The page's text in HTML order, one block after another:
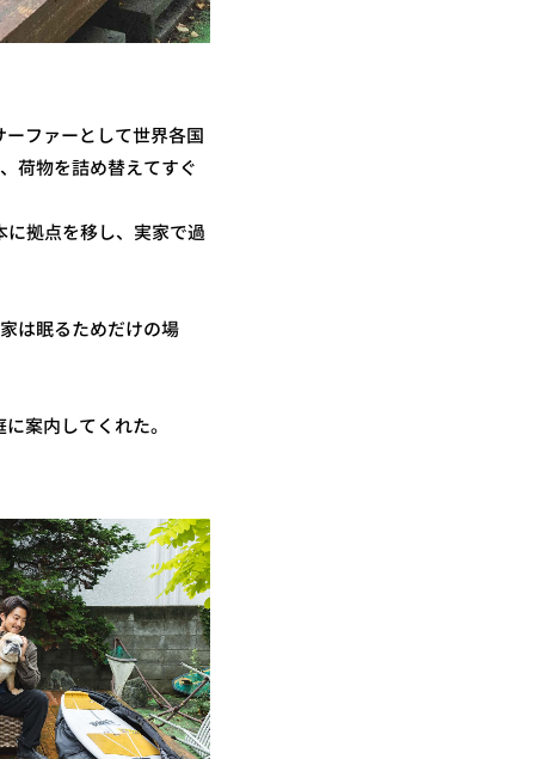
ファーとして世界各国
荷物を詰め替えてすぐ
拠点を移し、実家で過
は眠るためだけの場
案内してくれた。